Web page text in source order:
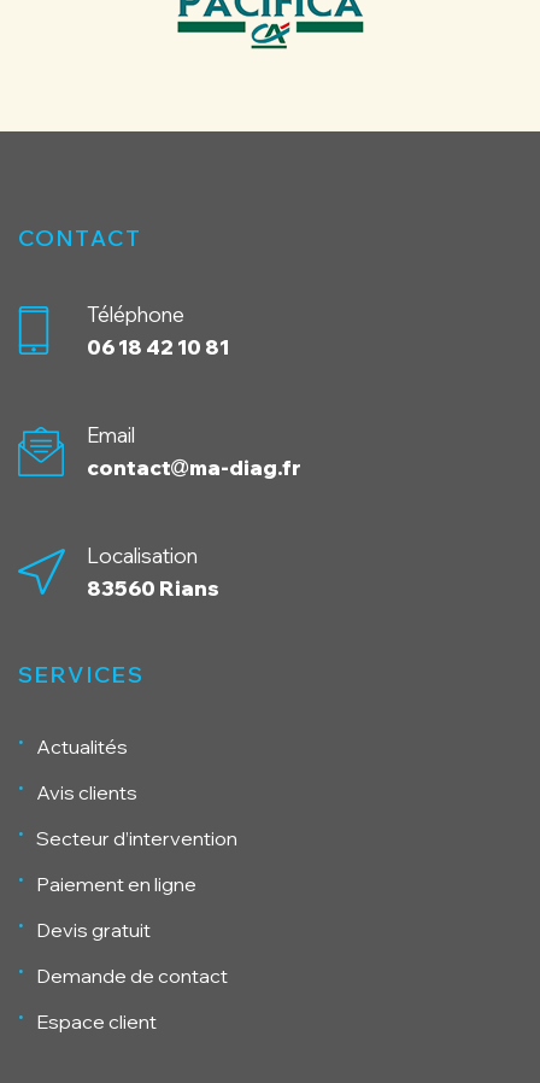
CONTACT
Téléphone
06 18 42 10 81
Email
contact
ma-diag.fr
Localisation
83560 Rians
SERVICES
Actualités
Avis clients
Secteur d’intervention
Paiement en ligne
Devis gratuit
Demande de contact
Espace client